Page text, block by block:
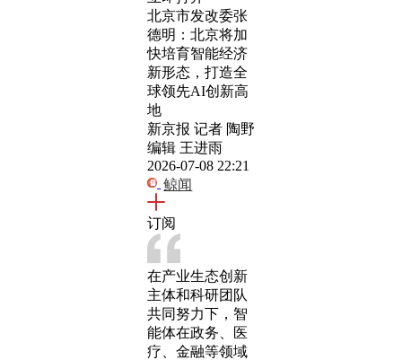
北京市发改委张
德明：北京将加
快培育智能经济
新形态，打造全
球领先AI创新高
地
新京报 记者 陶野
编辑 王进雨
2026-07-08 22:21
鲸闻
订阅
在产业生态创新
主体和科研团队
共同努力下，智
能体在政务、医
疗、金融等领域